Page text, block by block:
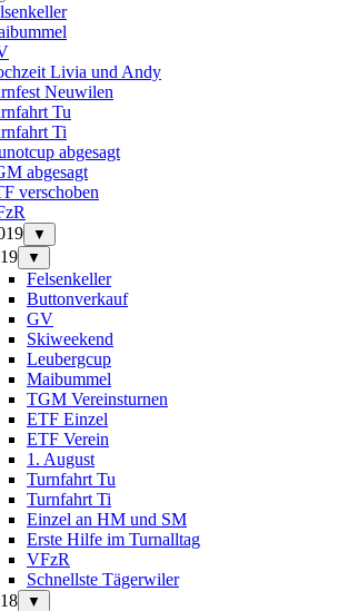
Livia und Andy
Neuwilen
Tu
Ti
abgesagt
abgesagt
verschoben
▼
▼
Felsenkeller
Buttonverkauf
GV
Skiweekend
Leubergcup
Maibummel
TGM Vereinsturnen
ETF Einzel
ETF Verein
1. August
Turnfahrt Tu
Turnfahrt Ti
Einzel an HM und SM
Erste Hilfe im Turnalltag
VFzR
Schnellste Tägerwiler
▼